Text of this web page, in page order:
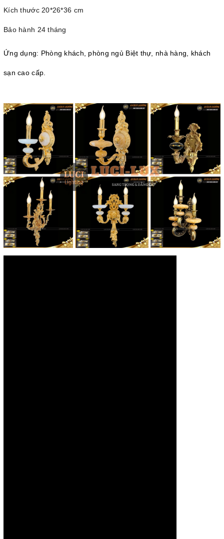
Kích thước 20*26*36 cm
Bảo hành 24 tháng
Ứng dụng: Phòng khách, phòng ngủ Biệt thự, nhà hàng, khách
sạn cao cấp.